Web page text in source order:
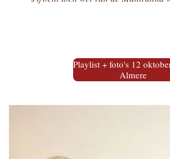
Playlist + foto's 12
Almere